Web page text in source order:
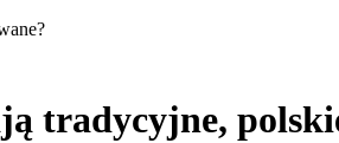
tradycyjne,